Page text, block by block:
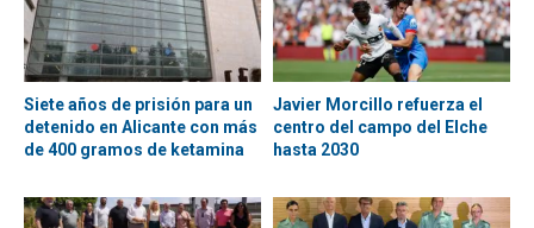
Siete años de prisión para un
detenido en Alicante con más
de 400 gramos de ketamina
Javier Morcillo refuerza el
centro del campo del Elche
hasta 2030